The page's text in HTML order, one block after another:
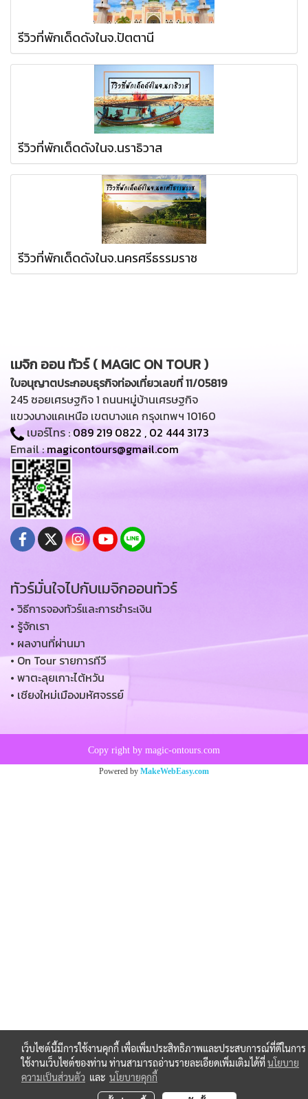
รีวิวที่พักเด็ดดังในจ.ปัตตานี
รีวิวที่พักเด็ดดังในจ.นราธิวาส
รีวิวที่พักเด็ดดังในจ.นครศรีธรรมราช
เมจิก ออน ทัวร์ ( MAGIC ON TOUR )
ใบอนุญาตประกอบธุรกิจท่องเที่ยวเลขที่ 11/05819
245 ซอยเศรษฐกิจ 1 ถนนหมู่บ้านเศรษฐกิจ
แขวงบางแคเหนือ เขตบางแค กรุงเทพฯ 10160
เบอร์โทร :089 219 0822 , 02 444 3173
Email :magicontours@gmail.com
ทัวร์มั่นใจไปกับเมจิกออนทัวร์
• วิธีการจองทัวร์และการชำระเงิน
• รู้จักเรา
• ผลงานที่ผ่านมา
• On Tour รายการทีวี
• พาตะลุยเกาะไต้หวัน
• เชียงใหม่เมืองมหัศจรรย์
Copy right by magic-ontours.com
Powered by MakeWebEasy.com
เว็บไซต์นี้มีการใช้งานคุกกี้ เพื่อเพิ่มประสิทธิภาพและประสบการณ์ที่ดีในการ
ใช้งานเว็บไซต์ของท่าน ท่านสามารถอ่านรายละเอียดเพิ่มเติมได้ที่นโยบาย
ความเป็นส่วนตัว และ นโยบายคุกกี้